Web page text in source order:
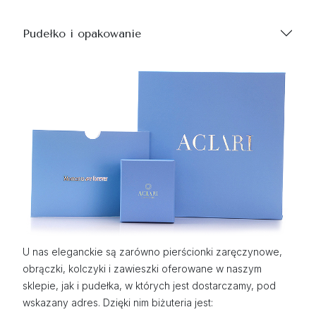
Pudełko i opakowanie
U nas eleganckie są zarówno pierścionki zaręczynowe,
obrączki, kolczyki i zawieszki oferowane w naszym
sklepie, jak i pudełka, w których jest dostarczamy, pod
wskazany adres. Dzięki nim biżuteria jest: